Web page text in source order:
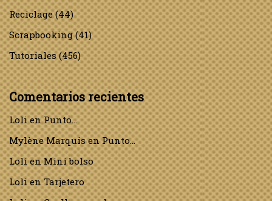
Reciclage(44)
Scrapbooking(41)
Tutoriales(456)
Comentarios recientes
LolienPunto…
Mylène MarquisenPunto…
LolienMini bolso
LolienTarjetero